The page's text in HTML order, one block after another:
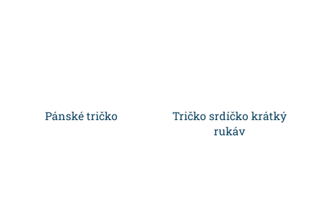
Pánské tričko
Tričko srdíčko krátký
rukáv